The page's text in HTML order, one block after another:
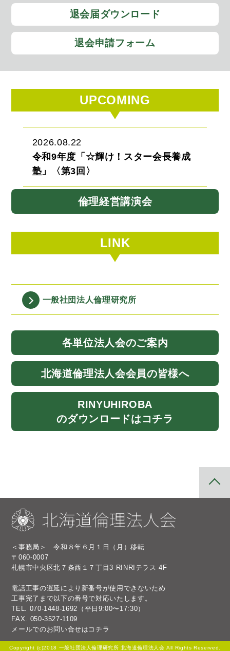
退会届ダウンロード
退会申請フォーム
UPCOMING
2026.08.22
令和9年度「☆輝け！スター会長養成
塾」〈第3回〉
倫理経営講演会
LINK
一般社団法人倫理研究所
各単位法人会のご案内
北海道倫理法人会会員の皆様へ
RINYUHIROBA
のダウンロードはコチラ
＜事務局＞ 令和８年６月１日（月）移転
〒060-0007
札幌市中央区北７条西１７丁目3 RINRIテラス 4F
電話工事の遅延により新番号が使用できないため
工事完了まで以下の番号で対応いたします。
TEL. 070-1448-1692 （平日9:00〜17:30）
FAX. 050-3527-1109
メールでのお問い合せは コチラ
Copyright (c)2018 一般社団法人倫理研究所 北海道倫理法人会 All Rights Reserved.